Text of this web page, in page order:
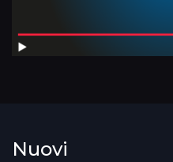
Nuovi